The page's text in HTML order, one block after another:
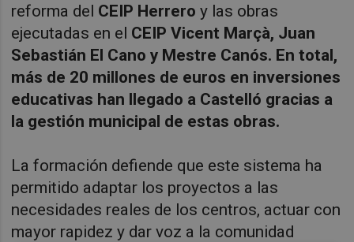
reforma del CEIP Herrero y las obras
ejecutadas en el CEIP Vicent Marçà, Juan
Sebastián El Cano y Mestre Canós. En total,
más de 20 millones de euros en inversiones
educativas han llegado a Castelló gracias a
la gestión municipal de estas obras.
La formación defiende que este sistema ha
permitido adaptar los proyectos a las
necesidades reales de los centros, actuar con
mayor rapidez y dar voz a la comunidad